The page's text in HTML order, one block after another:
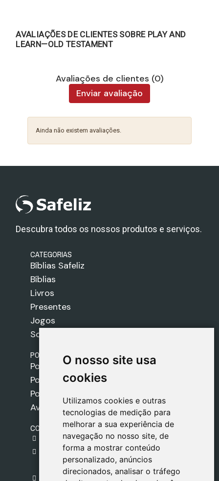
O nosso site usa
cookies
Utilizamos cookies e outras
tecnologias de medição para
melhorar a sua experiência de
navegação no nosso site, de
forma a mostrar conteúdo
personalizado, anúncios
direcionados, analisar o tráfego
O nosso site usa
cookies
Utilizamos cookies e outras
tecnologias de medição para
melhorar a sua experiência de
navegação no nosso site, de
forma a mostrar conteúdo
personalizado, anúncios
direcionados, analisar o tráfego
AVALIAÇÕES DE CLIENTES SOBRE PLAY AND
LEARN—OLD TESTAMENT
Avaliações de clientes (0)
Enviar avaliação
Ainda não existem avaliações.
Descubra todos os nossos produtos e serviços.
CATEGORIAS
Bíblias Safeliz
Bíblias
Livros
Presentes
Jogos
Sobre nós
POLÍTICAS
Política de Envios
Política de Cookies
Política de Privacidade
Aviso Legal
CONTACTO
gestion@safeliz.com
C. del Pradillo, 6, 28770 Colmenar Viejo,
Madrid
+34 918 459 877